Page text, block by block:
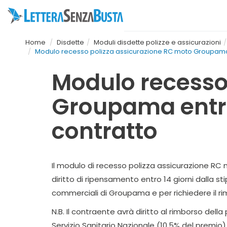
Home Disdette
Moduli disdette polizze e assicurazioni
Modulo recesso polizza assicurazione RC moto
Modulo
Groupama
contratto
Il modulo di recesso polizza assicurazione
diritto di ripensamento entro 14 giorni dalla
commerciali di Groupama e per richiedere il
N.B. Il contraente avrà diritto al rimborso